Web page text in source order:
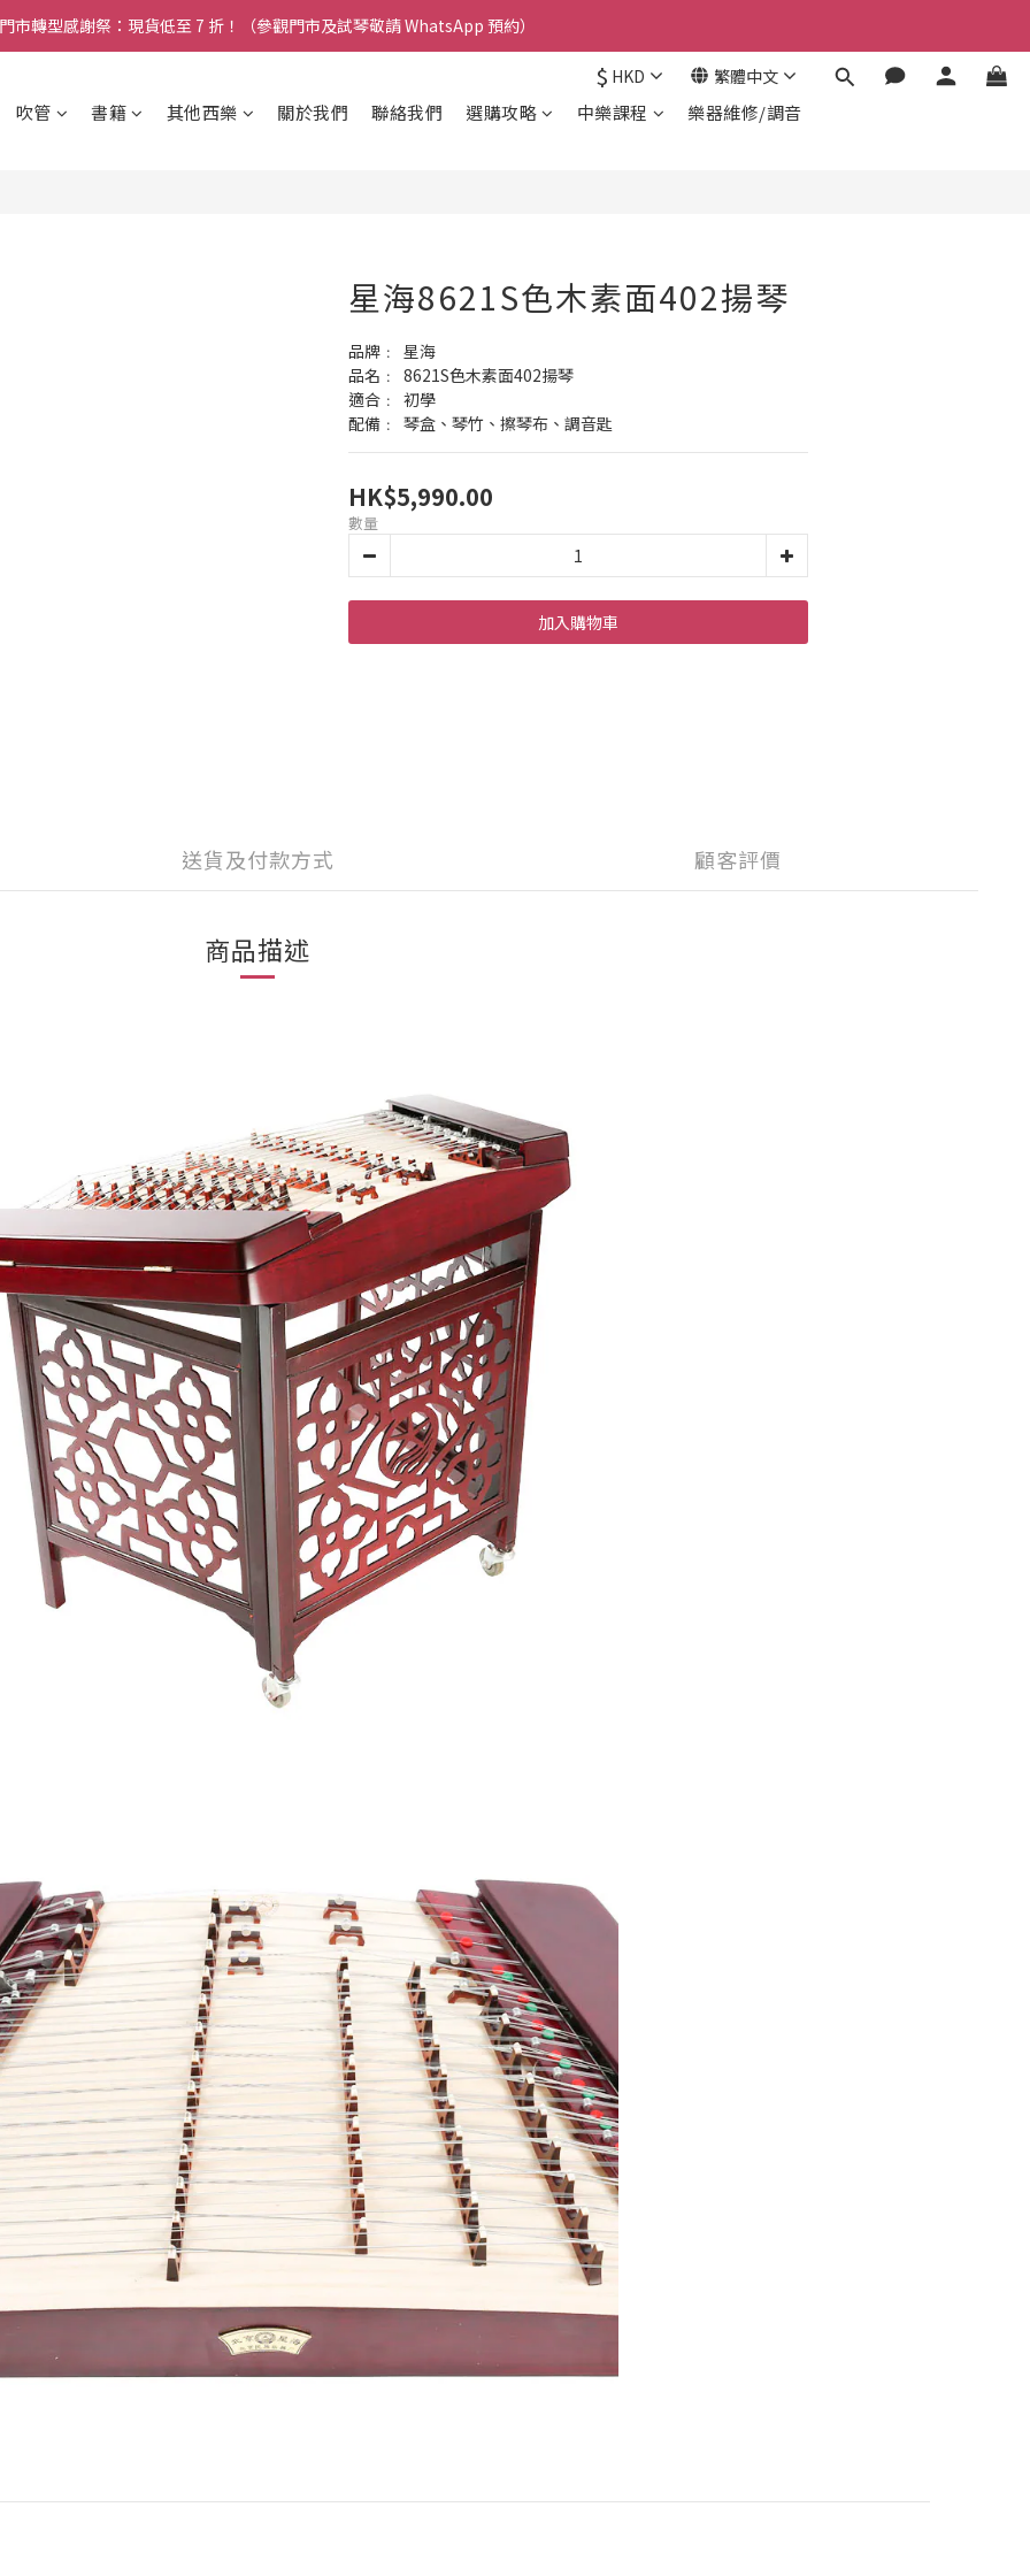
🎵 新生限時：$200 試堂優惠（包樂器借用）
市轉型感謝祭：現貨低至 7 折！（參觀門市及試琴敬請 WhatsApp 預約）
$ HKD 繁體中文
吹管 書籍 其他西樂 關於我們 聯絡我們 選購攻略 中樂課程 樂器維修/調音
星海8621S色木素面402揚琴
品牌﹕	星海
品名﹕	8621S色木素面402揚琴
適合﹕	初學
配備﹕	琴盒、琴竹、擦琴布、調音匙
HK$5,990.00
數量
加入購物車
送貨及付款方式 顧客評價
商品描述